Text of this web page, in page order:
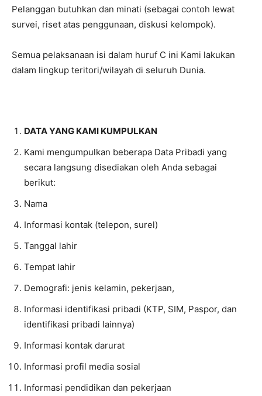
Pelanggan butuhkan dan minati (sebagai contoh lewat
survei, riset atas penggunaan, diskusi kelompok).
Semua pelaksanaan isi dalam huruf C ini Kami lakukan
dalam lingkup teritori/wilayah di seluruh Dunia.
DATA YANG KAMI KUMPULKAN
Kami mengumpulkan beberapa Data Pribadi yang
secara langsung disediakan oleh Anda sebagai
berikut:
Nama
Informasi kontak (telepon, surel)
Tanggal lahir
Tempat lahir
Demografi: jenis kelamin, pekerjaan,
Informasi identifikasi pribadi (KTP, SIM, Paspor, dan
identifikasi pribadi lainnya)
Informasi kontak darurat
Informasi profil media sosial
Informasi pendidikan dan pekerjaan